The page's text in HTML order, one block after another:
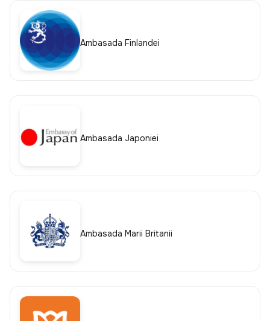
Ambasada Finlandei
Ambasada Japoniei
Ambasada Marii Britanii